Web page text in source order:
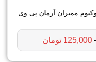
ممبران آرمان پی وی
125,000 تومان